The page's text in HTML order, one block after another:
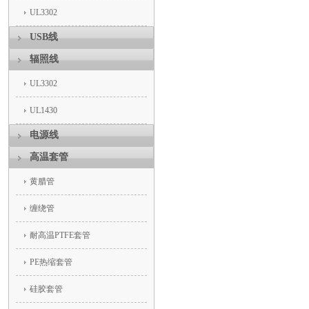
UL3302
USB线
辐照线
UL3302
UL1430
电源线
高温套管
黄腊管
缠绕管
耐高温PTFE套管
PE热缩套管
硅胶套管